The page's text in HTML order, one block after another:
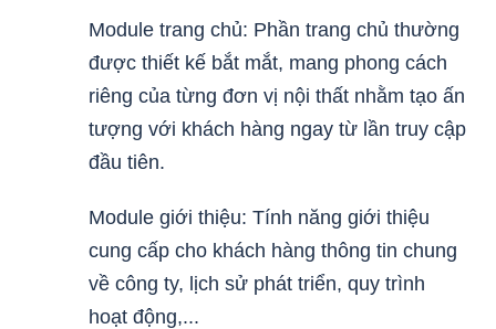
Module trang chủ: Phần trang chủ thường
được thiết kế bắt mắt, mang phong cách
riêng của từng đơn vị nội thất nhằm tạo ấn
tượng với khách hàng ngay từ lần truy cập
đầu tiên.
Module giới thiệu: Tính năng giới thiệu
cung cấp cho khách hàng thông tin chung
về công ty, lịch sử phát triển, quy trình
hoạt động,...